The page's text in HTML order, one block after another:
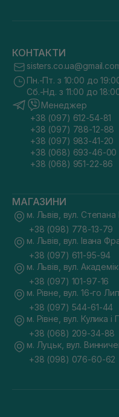
КОНТАКТИ
Пн.-Пт. з 10:00 до
Сб.-Нд. з 11:00 до
Менеджер
+38 (097) 612-54-81
+38 (097) 788-12-88
+38 (097) 983-41-20
+38 (068) 693-46-00
+38 (068) 951-22-86
МАГАЗИНИ
м. Львів, вул.
+38 (098) 778-13-79
м. Львів, вул. Івана
+38 (097) 611-95-94
м. Львів, вул.
+38 (097) 101-97-16
м. Рівне, вул. 16-го
+38 (097) 544-61-44
м. Рівне, вул. Кулика
+38 (068) 209-34-88
м. Луцьк, вул.
+38 (098) 076-60-62